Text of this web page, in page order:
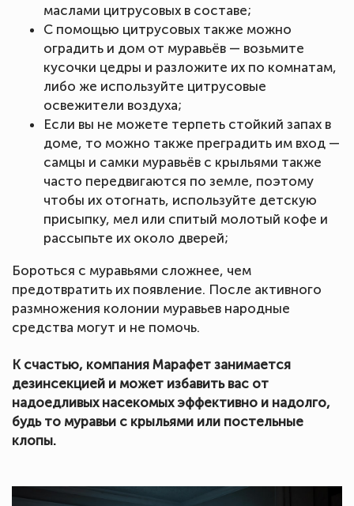
маслами цитрусовых в составе;
С помощью цитрусовых также можно
оградить и дом от муравьёв — возьмите
кусочки цедры и разложите их по комнатам,
либо же используйте цитрусовые
освежители воздуха;
Если вы не можете терпеть стойкий запах в
доме, то можно также преградить им вход —
самцы и самки муравьёв с крыльями также
часто передвигаются по земле, поэтому
чтобы их отогнать, используйте детскую
присыпку, мел или спитый молотый кофе и
рассыпьте их около дверей;
Бороться с муравьями сложнее, чем
предотвратить их появление. После активного
размножения колонии муравьев народные
средства могут и не помочь.
К счастью, компания Марафет занимается
дезинсекцией и может избавить вас от
надоедливых насекомых эффективно и надолго,
будь то муравьи с крыльями или постельные
клопы.